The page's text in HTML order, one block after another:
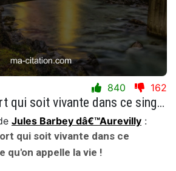
840 162
Il n'y a que la mort qui soit vivante dans ce singulier monde qu'on appelle la vie !
Jules Barbey dâ€™Aurevilly :
qui soit vivante dans ce
qu'on appelle la vie !